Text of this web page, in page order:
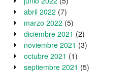
abril 2022 (7)
marzo 2022 (5)
diciembre 2021 (2)
noviembre 2021 (3)
octubre 2021 (1)
septiembre 2021 (5)